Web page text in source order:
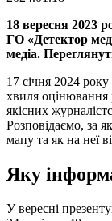
18 вересня 2023
ГО «Детектор
медіа.
17 січня 2024
хвиля оцінювання
якісних
Розповідаємо, за
мапу та як на неї
Яку
У вересні